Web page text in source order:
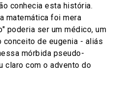
conhecia esta história.
matemática foi mera
poderia ser um médico, um
conceito de eugenia - aliás
mórbida pseudo-
claro com o advento do